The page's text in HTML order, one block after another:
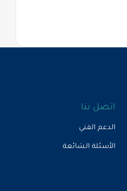
اتصل بنا
الدعم الفني
الأسئلة الشائعة